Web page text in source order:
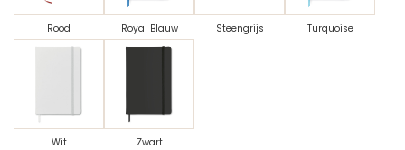
Rood Royal Blauw Steengrijs Turquoise
Wit Zwart